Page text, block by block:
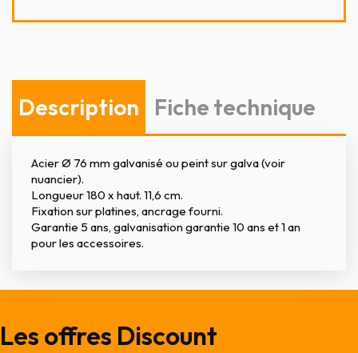
Description Fiche technique
Acier Ø 76 mm galvanisé ou peint sur galva (voir
nuancier).
Longueur 180 x haut. 11,6 cm.
Fixation sur platines, ancrage fourni.
Garantie 5 ans, galvanisation garantie 10 ans et 1 an
pour les accessoires.
Les offres Discount